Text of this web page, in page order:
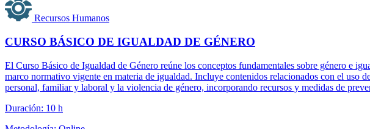
Recursos Humanos
CURSO BÁSICO DE IGUALDAD DE GÉNERO
El Curso Básico de Igualdad de Género reúne los conceptos fundamentales sobre género e
marco normativo vigente en materia de igualdad. Incluye contenidos relacionados con el
personal, familiar y laboral y la violencia de género, incorporando recursos y medidas de
Duración: 10 h